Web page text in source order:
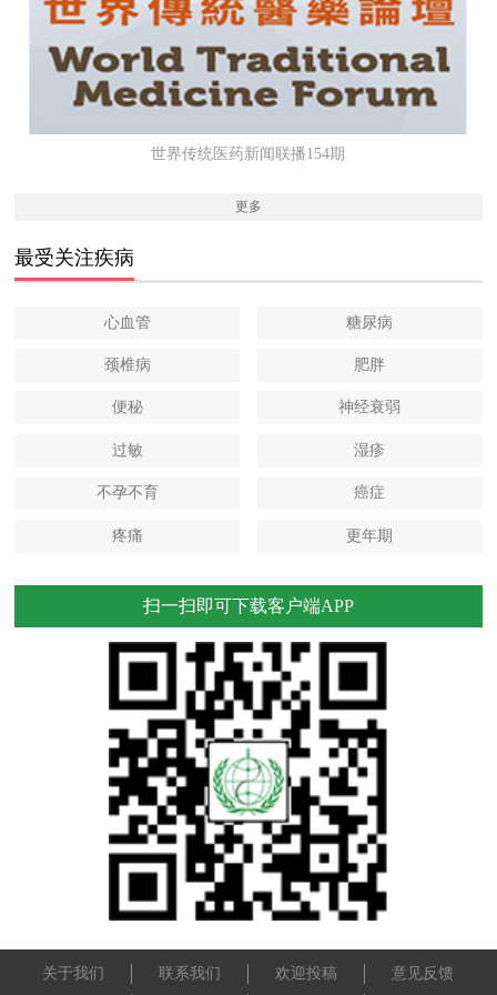
世界传统医药新闻联播154期
更多
最受关注疾病
心血管 糖尿病
颈椎病 肥胖
便秘 神经衰弱
过敏 湿疹
不孕不育 癌症
疼痛 更年期
扫一扫即可下载客户端APP
关于我们 联系我们 欢迎投稿
意见反馈